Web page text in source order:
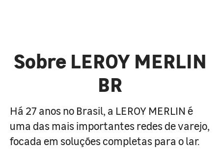
Sobre LEROY MERLIN
BR
Há 27 anos no Brasil, a LEROY MERLIN é
uma das mais importantes redes de varejo,
focada em soluções completas para o lar.